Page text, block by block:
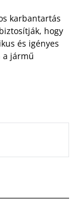
karbantartás
hogy
és igényes
a jármű